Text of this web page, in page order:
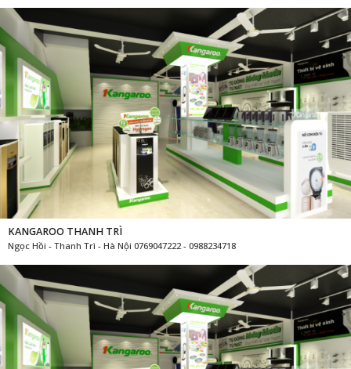
KANGAROO THANH TRÌ
Ngọc Hồi - Thanh Trì - Hà Nội 0769047222 - 0988234718